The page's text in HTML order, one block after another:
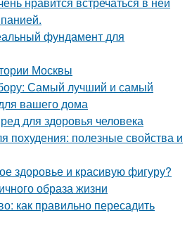
фундамент для
Москвы
Самый лучший и самый
вашего дома
для здоровья человека
похудения: полезные свойства и
здоровье и красивую фигуру?
образа жизни
как правильно пересадить